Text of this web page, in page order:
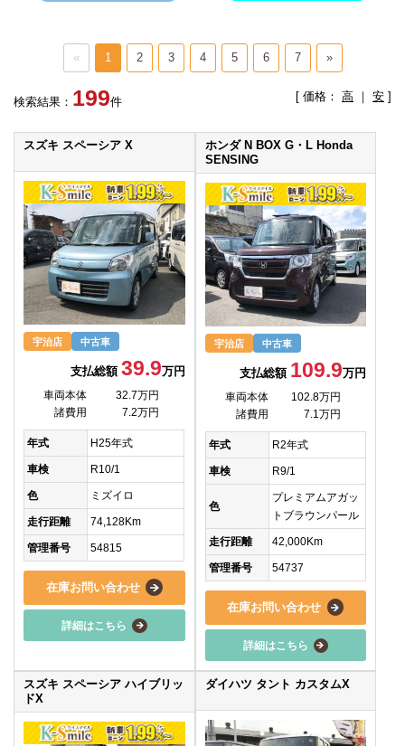
« 1 2 3 4 5 6 7 »
検索結果： 199件 [ 価格： 高 ｜ 安 ]
スズキ スペーシア X
宇治店 中古車
支払総額 39.9万円
車両本体
32.7万円
諸費用
7.2万円
年式 H25年式
車検 R10/1
色 ミズイロ
走行距離 74,128Km
管理番号 54815
在庫お問い合わせ
詳細はこちら
ホンダ N BOX G・L Honda
SENSING
宇治店 中古車
支払総額 109.9万円
車両本体
102.8万円
諸費用
7.1万円
年式 R2年式
車検 R9/1
色
プレミアムアガッ
トブラウンパール
走行距離 42,000Km
管理番号 54737
在庫お問い合わせ
詳細はこちら
スズキ スペーシア ハイブリッ
ドX
ダイハツ タント カスタムX